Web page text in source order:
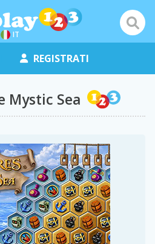
IT
REGISTRATI
Mystic Sea